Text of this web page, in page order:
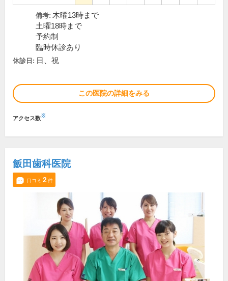
備考: 木曜13時まで
土曜18時まで
予約制
臨時休診あり
休診日: 日、祝
この医院の詳細をみる
アクセス数※
飯田歯科医院
口コミ 2件